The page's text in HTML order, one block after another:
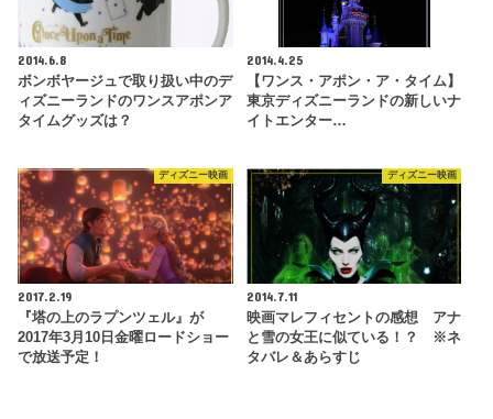
2014.6.8
ボンボヤージュで取り扱い中のデ
ィズニーランドのワンスアポンア
タイムグッズは？
2014.4.25
【ワンス・アポン・ア・タイム】
東京ディズニーランドの新しいナ
イトエンター…
ディズニー映画
2017.2.19
『塔の上のラプンツェル』が
2017年3月10日金曜ロードショー
で放送予定！
ディズニー映画
2014.7.11
映画マレフィセントの感想 アナ
と雪の女王に似ている！？ ※ネ
タバレ＆あらすじ